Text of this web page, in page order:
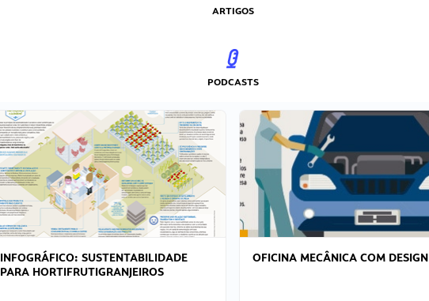
ARTIGOS
PODCASTS
INFOGRÁFICO: SUSTENTABILIDADE
PARA HORTIFRUTIGRANJEIROS
OFICINA MECÂNICA COM DESIGN